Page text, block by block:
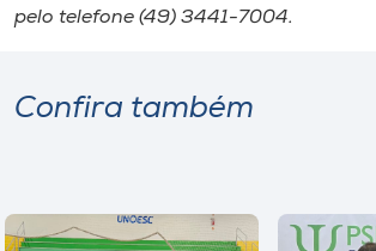
pelo telefone (49) 3441-7004.
Confira também